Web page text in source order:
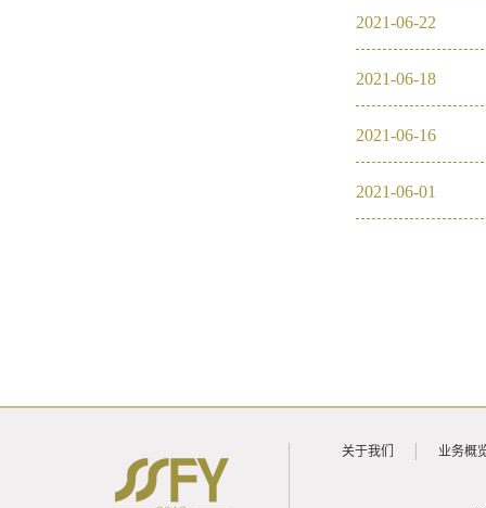
2021-06-22
2021-06-18
2021-06-16
2021-06-01
关于我们 业务概